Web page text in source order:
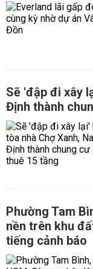
Sẽ 'đập đi xây
Định thành
Phường Tam
nền trên khu
tiếng cảnh báo